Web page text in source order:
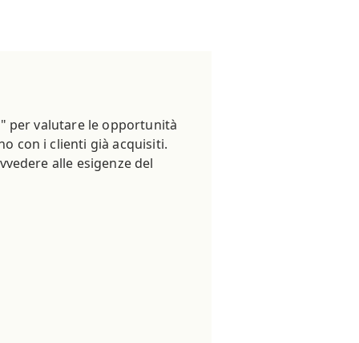
per valutare le opportunità
con i clienti già acquisiti.
alle esigenze del